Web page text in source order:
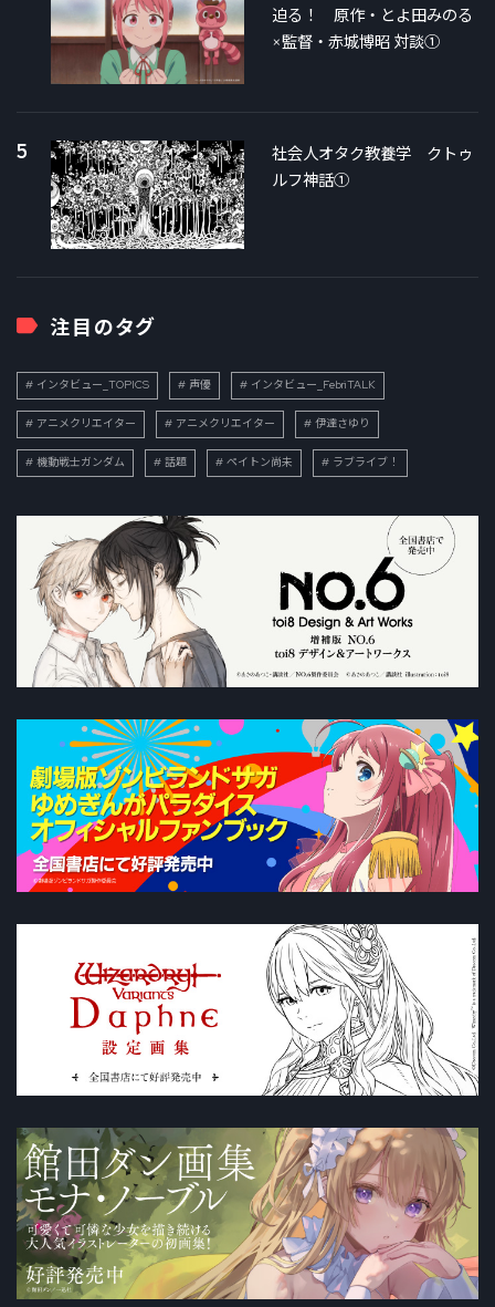
迫る！ 原作・とよ田みのる
×監督・赤城博昭 対談①
5
社会人オタク教養学 クトゥ
ルフ神話①
注目のタグ
インタビュー_TOPICS 声優 インタビュー_FebriTALK
アニメクリエイター アニメクリエイター 伊達さゆり
機動戦士ガンダム 話題 ペイトン尚未 ラブライブ！